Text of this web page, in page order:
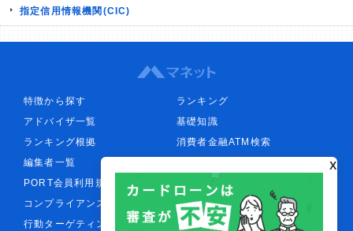
指定信用情報機関(CIC)
X
特徴から探す
ランキング
アドバイザ一覧
基礎知識
ランキング根拠
消費者金融ATM検索
編集者一覧
PORT会員利用規約
外部サービスの利用について
コンプライアンスポリシー
プライバシーポリシー
行動ターゲティング広告につい
情報セキュリティポリシー